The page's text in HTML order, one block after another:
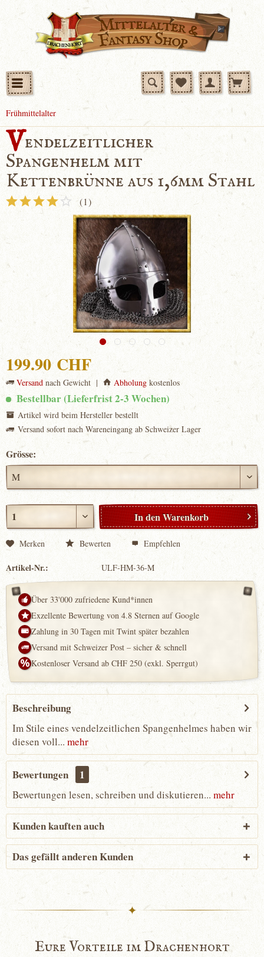
Frühmittelalter
Vendelzeitlicher
Spangenhelm mit
Kettenbrünne aus 1,6mm Stahl
(1)
199.90 CHF
Versandnach Gewicht | Abholung kostenlos
Bestellbar (Lieferfrist 2-3 Wochen)
Artikel wird beim Hersteller bestellt
Versand sofort nach Wareneingang ab Schweizer Lager
Grösse:
In denWarenkorb
Merken Bewerten Empfehlen
Artikel-Nr.: ULF-HM-36-M
Über 33'000 zufriedene Kund*innen
Exzellente Bewertung von 4.8 Sternen auf Google
Zahlung in 30 Tagen mit Twint später bezahlen
Versand mit Schweizer Post – sicher & schnell
Kostenloser Versand ab CHF 250 (exkl. Sperrgut)
Beschreibung
Im Stile eines vendelzeitlichen Spangenhelmes haben wir
diesen voll...mehr
Bewertungen 1
Bewertungen lesen, schreiben und diskutieren... mehr
Kunden kauften auch
Das gefällt anderen Kunden
✦
Eure Vorteile im Drachenhort